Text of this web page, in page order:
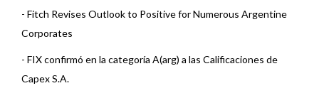
- Fitch Revises Outlook to Positive for Numerous Argentine
Corporates
- FIX confirmó en la categoría A(arg) a las Calificaciones de
Capex S.A.